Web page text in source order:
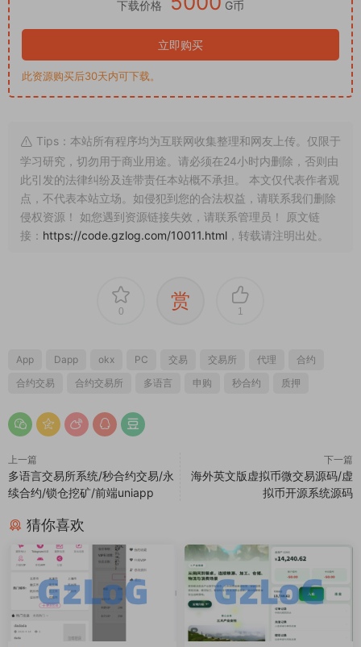
下载价格 G币
立即购买
此资源购买后30天内可下载。
Tips：本站所有程序均为互联网收集整理和网友上传。仅限于
学习研究，切勿用于商业用途。请必须在24小时内删除，否则由
此引发的法律纠纷及连带责任本站概不承担。 本文仅代表作者观
点，不代表本站立场。如侵犯到您的合法权益，请联系我们删除
侵权资源！ 如您遇到资源链接失效，请联系管理员！ 原文链
接： https://code.gzlog.com/10011.html ，转载请注明出处。
0 赏 1
App Dapp okx PC 交易 交易所 代理
合约
合约交易
合约交易所 多语言 申购 秒合约 质押
上一篇
多语言交易所系统/秒合约交易/永
续合约/锁仓挖矿/前端uniapp
下一篇
海外英文版虚拟币微交易源码/虚
拟币开源系统源码
猜你喜欢